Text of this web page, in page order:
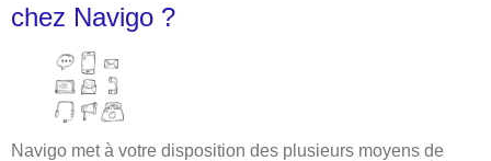
chez Navigo ?
Navigo met à votre disposition des plusieurs moyens de